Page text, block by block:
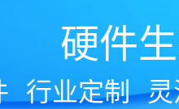
硬件
行业定制